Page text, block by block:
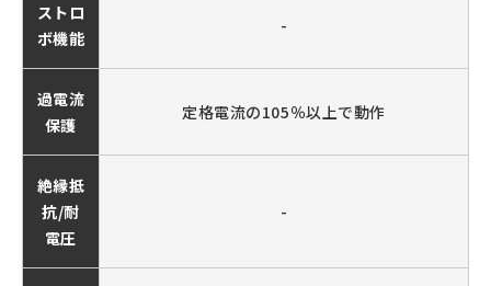
ストロ
ボ機能
-
過電流
保護
定格電流の105％以上で動作
絶縁抵
抗/耐
電圧
-